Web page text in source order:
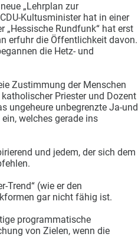
„Lehrplan zur
Kultusminister hat in einer
„Hessische Rundfunk“ hat erst
erfuhr die Öffentlichkeit davon.
die Hetz- und
Zustimmung der Menschen
Priester und Dozent
ungeheure unbegrenzte Ja-und
welches gerade ins
und jedem, der sich dem
Trend“ (wie er den
gar nicht fähig ist.
programmatische
von Zielen, wenn die